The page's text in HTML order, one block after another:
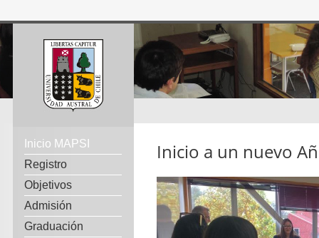
Inicio MAPSI
Registro
Objetivos
Admisión
Graduación
Inicio a un nuevo